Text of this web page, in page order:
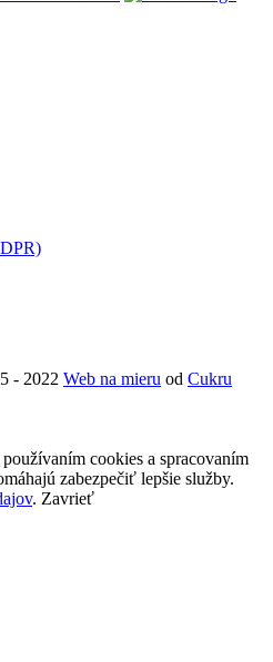
- 2022 Web na mieru od Cukru
cookies a spracovaním
zabezpečiť lepšie služby.
. Zavrieť